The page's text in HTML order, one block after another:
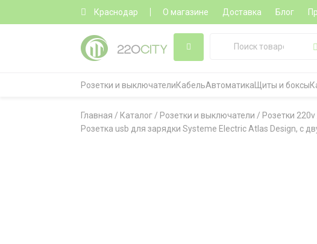
Краснодар О магазине Доставка Блог
Розетки и выключателиКабельАвтоматика Щиты и боксы
Главная / Каталог / Розетки и выключатели / Розетки 220v
Розетка usb для зарядки Systeme Electric Atlas Design, с